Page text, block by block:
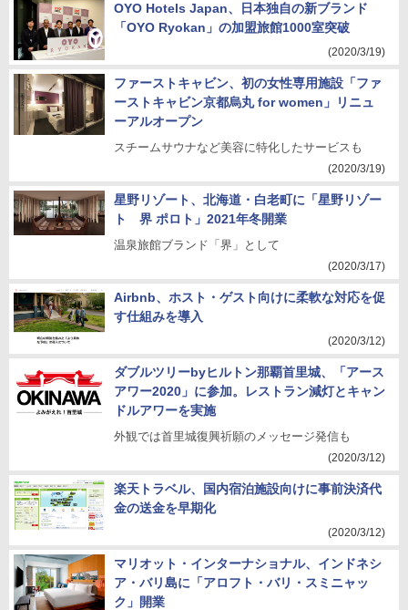
OYO Hotels Japan、日本独自の新ブランド
「OYO Ryokan」の加盟旅館1000室突破
(2020/3/19)
ファーストキャビン、初の女性専用施設「ファ
ーストキャビン京都烏丸 for women」リニュ
ーアルオープン
スチームサウナなど美容に特化したサービスも
(2020/3/19)
星野リゾート、北海道・白老町に「星野リゾー
ト 界 ポロト」2021年冬開業
温泉旅館ブランド「界」として
(2020/3/17)
Airbnb、ホスト・ゲスト向けに柔軟な対応を促
す仕組みを導入
(2020/3/12)
ダブルツリーbyヒルトン那覇首里城、「アース
アワー2020」に参加。レストラン減灯とキャン
ドルアワーを実施
外観では首里城復興祈願のメッセージ発信も
(2020/3/12)
楽天トラベル、国内宿泊施設向けに事前決済代
金の送金を早期化
(2020/3/12)
マリオット・インターナショナル、インドネシ
ア・バリ島に「アロフト・バリ・スミニャッ
ク」開業